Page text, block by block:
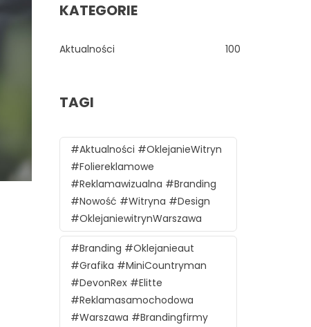
KATEGORIE
Aktualności 100
TAGI
#aktualności #oklejanieWitryn
#foliereklamowe
#reklamawizualna #branding
#nowość #witryna #design
#oklejaniewitrynWarszawa
#branding #oklejanieaut
#grafika #MiniCountryman
#DevonRex #Elitte
#reklamasamochodowa
#Warszawa #brandingfirmy